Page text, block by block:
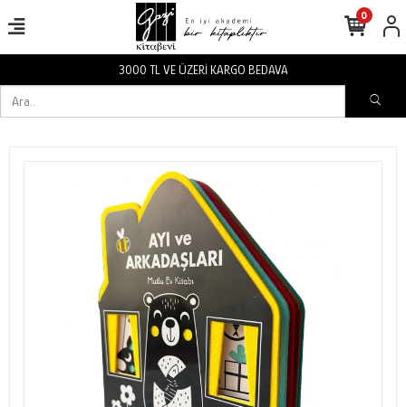
3000 TL VE ÜZERİ KARGO BEDAVA
0